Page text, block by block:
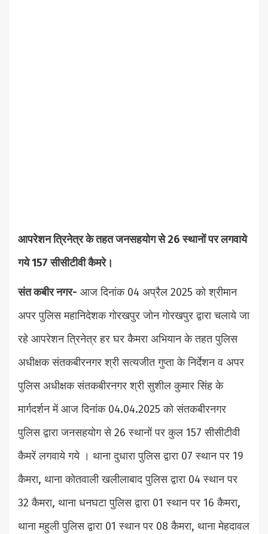
आपरेशन त्रिनेत्र के तहत जनसहयोग से 26 स्थानों पर लगवाये
गये 157 सीसीटीवी कैमरे।
संत कबीर नगर- आज दिनांक 04 अप्रैल 2025 को श्रीमान
अपर पुलिस महानिदेशक गोरखपुर जोन गोरखपुर द्वारा चलाये जा
रहे आपरेशन त्रिनेत्र हर घर कैमरा अभियान के तहत पुलिस
अधीक्षक संतकबीरनगर श्री सत्यजीत गुप्ता के निर्देशन व अपर
पुलिस अधीक्षक संतकबीरनगर श्री सुशील कुमार सिंह के
मार्गदर्शन में आज दिनांक 04.04.2025 को संतकबीरनगर
पुलिस द्वारा जनसहयोग से 26 स्थानों पर कुल 157 सीसीटीवी
कैमरें लगवाये गये । थाना दुधारा पुलिस द्वारा 07 स्थान पर 19
कैमरा, थाना कोतवाली खलीलाबाद पुलिस द्वारा 04 स्थान पर
32 कैमरा, थाना धनघटा पुलिस द्वारा 01 स्थान पर 16 कैमरा,
थाना महुली पुलिस द्वारा 01 स्थान पर 08 कैमरा, थाना मेहदावल